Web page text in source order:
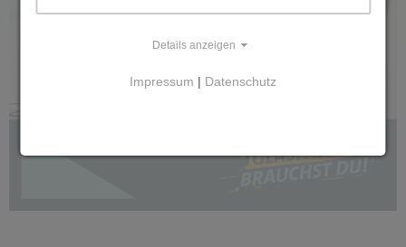
play_circle
Details anzeigen
Impressum | Datenschutz